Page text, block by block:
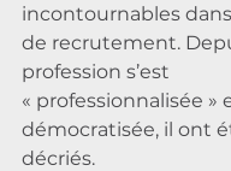
incontournables
de recrutement.
profession s’est
« professionnalisée »
démocratisée, il ont
décriés.